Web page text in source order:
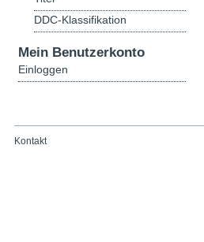
DDC-Klassifikation
Mein Benutzerkonto
Einloggen
Kontakt